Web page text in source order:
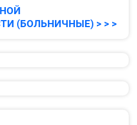
(БОЛЬНИЧНЫЕ) > > >